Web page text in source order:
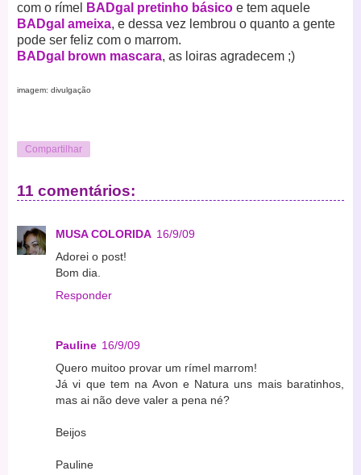
com o rímel
BADgal pretinho básico e tem aquele
BADgal ameixa, e dessa vez lembrou o quanto a gente
pode ser feliz com o marrom.
BADgal brown mascara, as loiras agradecem ;)
imagem: divulgação
Compartilhar
11 comentários:
MUSA COLORIDA 16/9/09
Adorei o post!
Bom dia.
Responder
Pauline 16/9/09
Quero muitoo provar um rímel marrom!
Já vi que tem na Avon e Natura uns mais baratinhos,
mas ai não deve valer a pena né?
Beijos
Pauline